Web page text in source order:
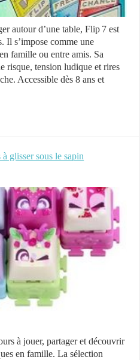
autour d’une table, Flip 7 est
Il s’impose comme une
famille ou entre amis. Sa
risque, tension ludique et rires
Accessible dès 8 ans et
glisser sous le sapin
à jouer, partager et découvrir
en famille. La sélection